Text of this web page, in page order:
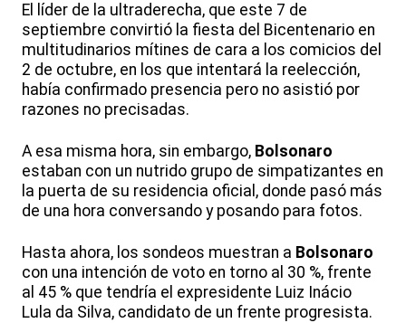
El líder de la ultraderecha, que este 7 de
septiembre convirtió la fiesta del Bicentenario en
multitudinarios mítines de cara a los comicios del
2 de octubre, en los que intentará la reelección,
había confirmado presencia pero no asistió por
razones no precisadas.
A esa misma hora, sin embargo, Bolsonaro
estaban con un nutrido grupo de simpatizantes en
la puerta de su residencia oficial, donde pasó más
de una hora conversando y posando para fotos.
Hasta ahora, los sondeos muestran a Bolsonaro
con una intención de voto en torno al 30 %, frente
al 45 % que tendría el expresidente Luiz Inácio
Lula da Silva, candidato de un frente progresista.